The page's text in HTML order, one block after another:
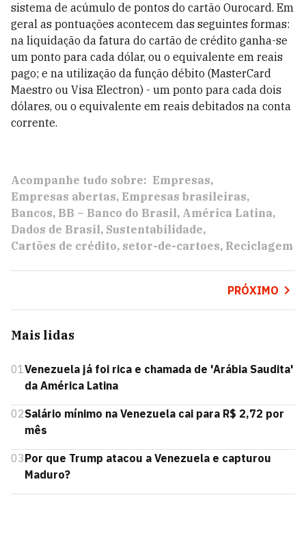
sistema de acúmulo de pontos do cartão Ourocard. Em
geral as pontuações acontecem das seguintes formas:
na liquidação da fatura do cartão de crédito ganha-se
um ponto para cada dólar, ou o equivalente em reais
pago; e na utilização da função débito (MasterCard
Maestro ou Visa Electron) - um ponto para cada dois
dólares, ou o equivalente em reais debitados na conta
corrente.
Acompanhe tudo sobre: Empresas
Empresas abertas Empresas brasileiras
Bancos BB – Banco do Brasil América Latina
Dados de Brasil Sustentabilidade
Cartões de crédito setor-de-cartoes Reciclagem
PRÓXIMO
Mais lidas
01Venezuela já foi rica e chamada de 'Arábia Saudita'
da América Latina
02Salário mínimo na Venezuela cai para R$ 2,72 por
mês
03Por que Trump atacou a Venezuela e capturou
Maduro?